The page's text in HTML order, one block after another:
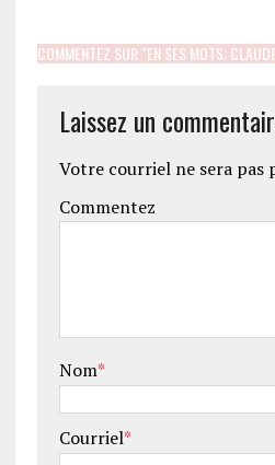
COMMENTEZ SUR "EN SES MOTS:
Laissez un
Votre courriel ne sera pas
Commentez
Nom*
Courriel*